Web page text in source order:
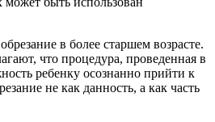
в более старшем возрасте.
что процедура, проведенная в
ребенку осознанно прийти к
не как данность, а как часть